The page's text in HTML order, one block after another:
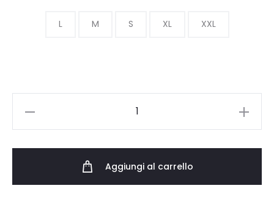
L M S XL XXL
Aggiungi al carrello